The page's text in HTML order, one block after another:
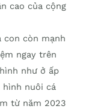
cao của cộng
con còn mạnh
ngay trên
như ở ấp
hình nuôi cá
từ năm 2023